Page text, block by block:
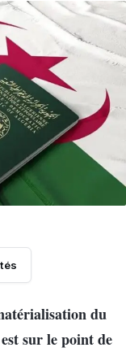
du
sur le point de